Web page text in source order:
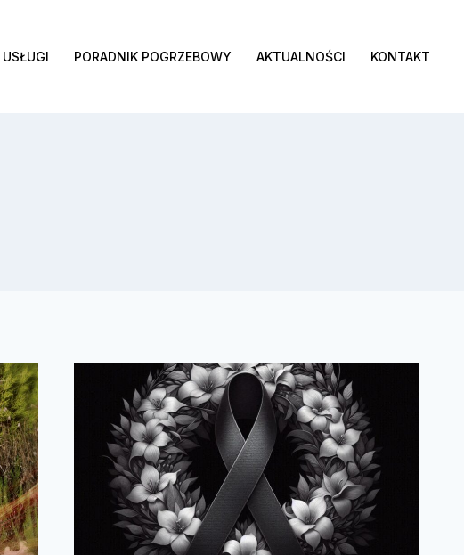
USŁUGI PORADNIK POGRZEBOWY AKTUALNOŚCI KONTAKT